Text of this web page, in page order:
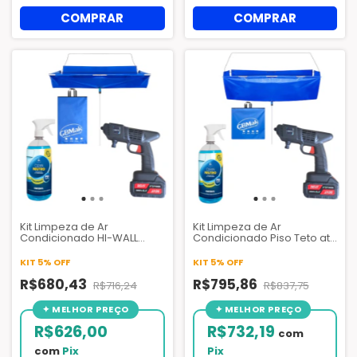
Kit Limpeza de Ar
Condicionado HI-WALL
Lavadora Pistola de Alta
Detergente Clean Neutro
KIT 5% OFF
R$680,43 R$716,24
R$626,00
com Pix
Kit Limpeza de Ar
Condicionado Piso Teto até
Pistola de Alta Pressão +
Detergente Clean Neutro
KIT 5% OFF
R$795,86 R$837,75
R$732,19 com
Pix